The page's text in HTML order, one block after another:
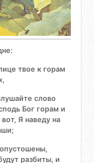
твое к горам
слово
Бог горам и
Я наведу на
разбиты, и